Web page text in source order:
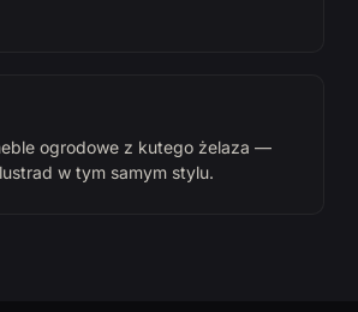
ogrodowe z kutego żelaza —
w tym samym stylu.